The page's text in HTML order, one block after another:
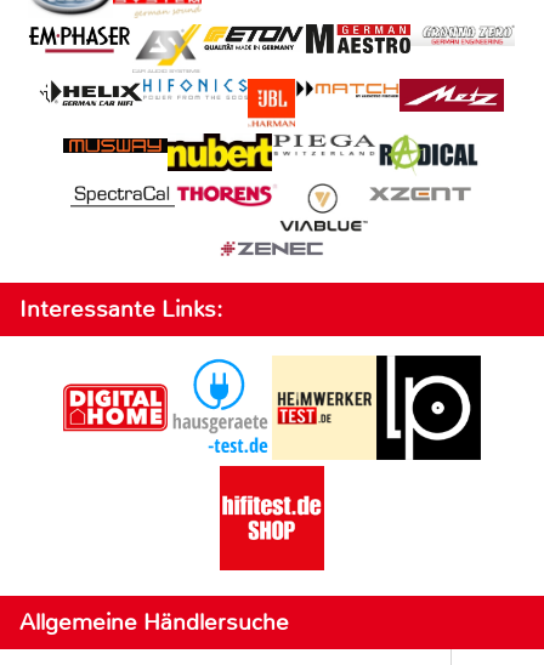
Interessante Links:
Allgemeine Händlersuche